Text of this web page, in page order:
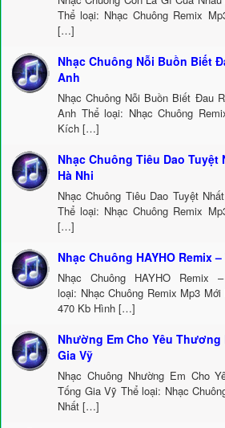
Thể loại: Nhạc Chuông Remix
[…]
Nhạc Chuông Nỗi Buồn Biết
Anh
Nhạc Chuông Nỗi Buồn Biết Đau
Anh Thể loại: Nhạc Chuông
Kích […]
Nhạc Chuông Tiêu Dao Tuyệt
Hà Nhi
Nhạc Chuông Tiêu Dao Tuyệt
Thể loại: Nhạc Chuông Remix
[…]
Nhạc Chuông HAYHO Remix
Nhạc Chuông HAYHO Remix
loại: Nhạc Chuông Remix Mp3
470 Kb Hình […]
Nhường Em Cho Yêu Thương
Gia Vỹ
Nhạc Chuông Nhường Em Cho
Tống Gia Vỹ Thể loại: Nhạc
Nhất […]